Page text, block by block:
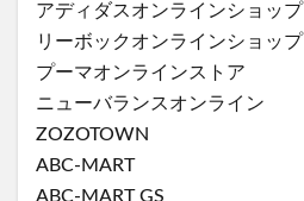
アディダスオンラインショップ
リーボックオンラインショップ
プーマオンラインストア
ニューバランスオンライン
ZOZOTOWN
ABC-MART
ABC-MART GS